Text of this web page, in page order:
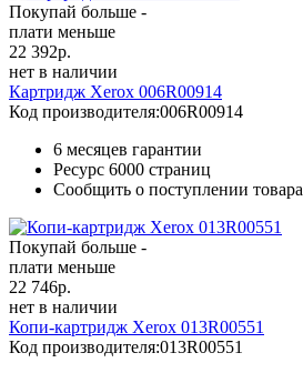
Покупай больше -
плати меньше
22 392р.
нет в наличии
Картридж Xerox 006R00914
Код производителя:006R00914
6 месяцев гарантии
Ресурс 6000 страниц
Сообщить о поступлении товара
Покупай больше -
плати меньше
22 746р.
нет в наличии
Копи-картридж Xerox 013R00551
Код производителя:013R00551